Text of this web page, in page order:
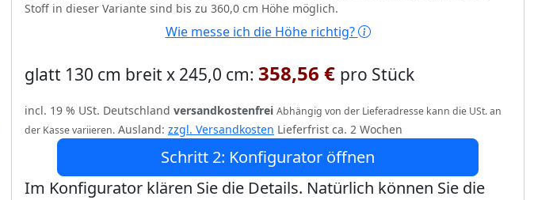
Stoff in dieser Variante sind bis zu 360,0 cm Höhe möglich.
Wie messe ich die Höhe richtig?
glatt 130 cm breit x 245,0 cm: 358,56 € pro Stück
incl. 19 % USt. Deutschland versandkostenfrei Abhängig von der Lieferadresse kann die USt. an
der Kasse variieren. Ausland: zzgl. Versandkosten Lieferfrist ca. 2 Wochen
Schritt 2: Konfigurator öffnen
Im Konfigurator klären Sie die Details. Natürlich können Sie die